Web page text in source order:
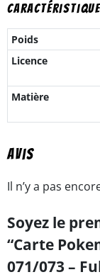
Poids
Licence
Matière
Avis
Il n’y a pas
Soyez le
“Carte
071/073 –